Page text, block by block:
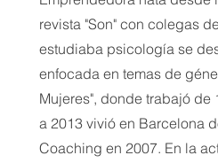
revista "Son" con colegas
estudiaba psicología se
enfocada en temas de
Mujeres", donde trabajó de
a 2013 vivió en Barcelona
Coaching en 2007. En la